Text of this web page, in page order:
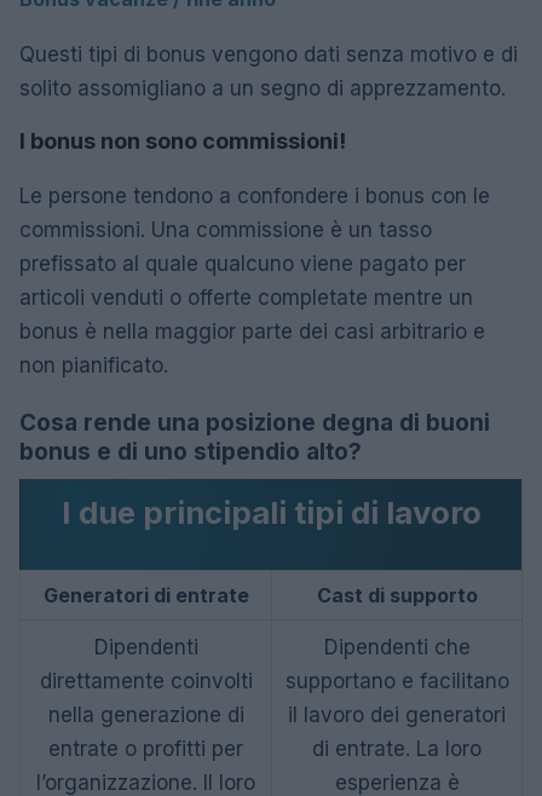
Questi tipi di bonus vengono dati senza motivo e di
solito assomigliano a un segno di apprezzamento.
I bonus non sono commissioni!
Le persone tendono a confondere i bonus con le
commissioni. Una commissione è un tasso
prefissato al quale qualcuno viene pagato per
articoli venduti o offerte completate mentre un
bonus è nella maggior parte dei casi arbitrario e
non pianificato.
Cosa rende una posizione degna di buoni
bonus e di uno stipendio alto?
I due principali tipi di lavoro
Generatori di entrate Cast di supporto
Dipendenti
direttamente coinvolti
nella generazione di
entrate o profitti per
l’organizzazione. Il loro
Dipendenti che
supportano e facilitano
il lavoro dei generatori
di entrate. La loro
esperienza è